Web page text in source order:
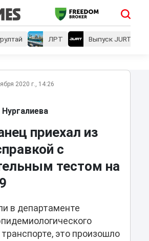
ЛРТ Выпуск JURT
2020 г., 14:26
Нургалиева
приехал из
с
тестом на
в департаменте
это произошло